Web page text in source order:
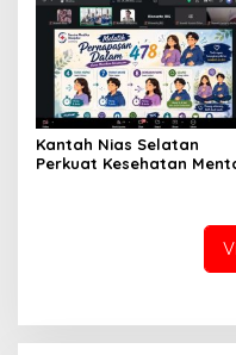
Kantah Nias Selatan
Perkuat Kesehatan